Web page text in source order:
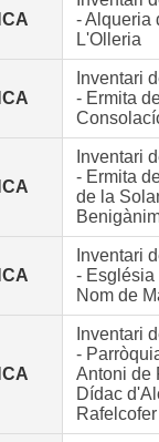
- Alqueria
L'Olleria
Inventari
- Ermita
Inventari
- Ermita
de la
Inventari
-
Nom de
Inventari
-
Antoni de
Dídac
Rafelcofer